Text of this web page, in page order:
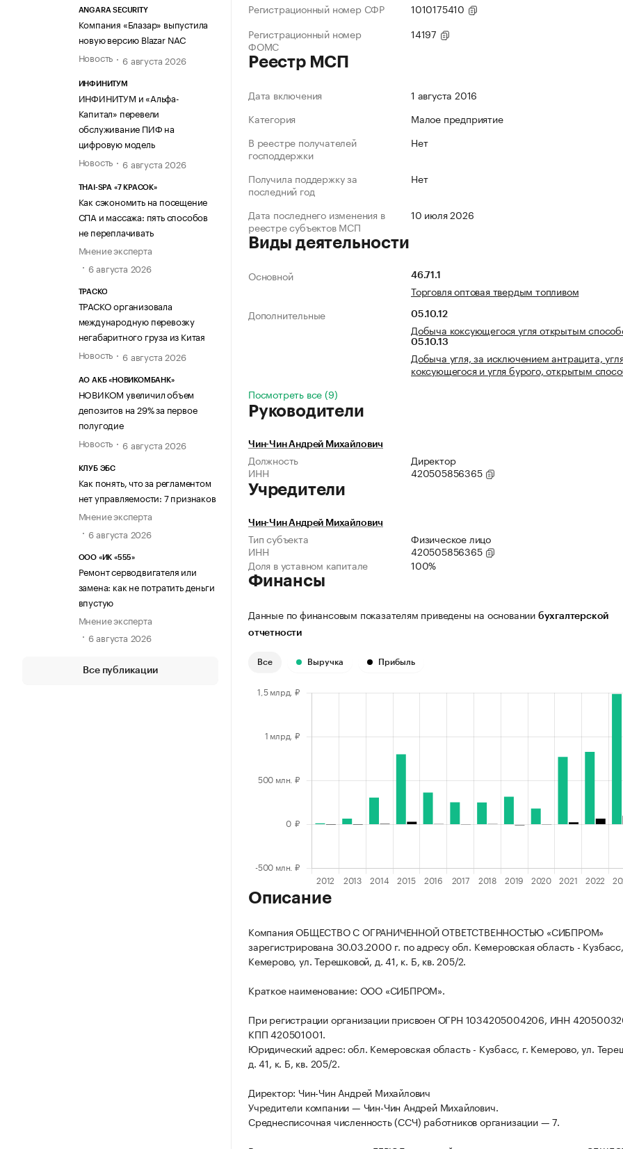
ANGARA SECURITY
Компания «Блазар» выпустила
новую версию Blazar NAC
Новость
6 августа 2026
ИНФИНИТУМ
ИНФИНИТУМ и «Альфа-
Капитал» перевели
обслуживание ПИФ на
цифровую модель
Новость
6 августа 2026
THAI-SPA «7 КРАСОК»
Как сэкономить на посещение
СПА и массажа: пять способов
не переплачивать
Мнение эксперта
6 августа 2026
ТРАСКО
ТРАСКО организовала
международную перевозку
негабаритного груза из Китая
Новость
6 августа 2026
АО АКБ «НОВИКОМБАНК»
НОВИКОМ увеличил объем
депозитов на 29% за первое
полугодие
Новость
6 августа 2026
КЛУБ ЭБС
Как понять, что за регламентом
нет управляемости: 7 признаков
Мнение эксперта
6 августа 2026
ООО «ИК «555»
Ремонт серводвигателя или
замена: как не потратить деньги
впустую
Мнение эксперта
6 августа 2026
Все публикации
Регистрационный номер СФР
1010175410
Регистрационный номер
ФОМС
14197
Реестр МСП
Дата включения
1 августа 2016
Категория
Малое предприятие
В реестре получателей
господдержки
Нет
Получила поддержку за
последний год
Нет
Дата последнего изменения в
реестре субъектов МСП
10 июля 2026
Виды деятельности
Основной 46.71.1
Торговля оптовая твердым топливом
Дополнительные
05.10.12
Добыча коксующегося угля открытым
05.10.13
Добыча угля, за исключением антрацита,
коксующегося и угля бурого, открытым
Посмотреть все (9)
Руководители
Чин-Чин Андрей Михайлович
Должность
Директор
ИНН
420505856365
Учредители
Чин-Чин Андрей Михайлович
Тип субъекта
Физическое лицо
ИНН
420505856365
Доля в уставном капитале
100%
Финансы
Данные по финансовым показателям приведены на основании бухгалтерской
отчетности
Все Выручка Прибыль
Описание
Компания ОБЩЕСТВО С ОГРАНИЧЕННОЙ ОТВЕТСТВЕННОСТЬЮ «СИБПРОМ»
зарегистрирована 30.03.2000 г. по адресу обл. Кемеровская область -
Кемерово, ул. Терешковой, д. 41, к. Б, кв. 205/2.
Краткое наименование: ООО «СИБПРОМ».
При регистрации организации присвоен ОГРН 1034205004206, ИНН
КПП 420501001.
Юридический адрес: обл. Кемеровская область - Кузбасс, г. Кемерово, ул.
д. 41, к. Б, кв. 205/2.
Директор: Чин-Чин Андрей Михайлович
Учредители компании — Чин-Чин Андрей Михайлович.
Среднесписочная численность (ССЧ) работников организации — 7.